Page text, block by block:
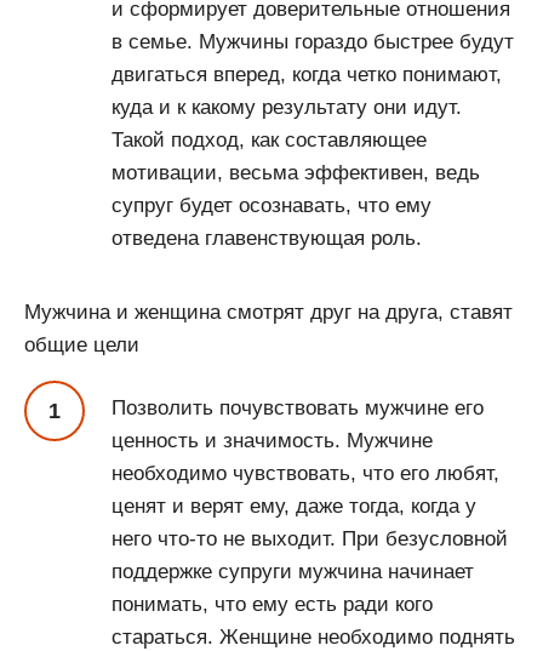
и сформирует доверительные отношения
в семье. Мужчины гораздо быстрее будут
двигаться вперед, когда четко понимают,
куда и к какому результату они идут.
Такой подход, как составляющее
мотивации, весьма эффективен, ведь
супруг будет осознавать, что ему
отведена главенствующая роль.
Мужчина и женщина смотрят друг на друга, ставят
общие цели
Позволить почувствовать мужчине его
ценность и значимость. Мужчине
необходимо чувствовать, что его любят,
ценят и верят ему, даже тогда, когда у
него что-то не выходит. При безусловной
поддержке супруги мужчина начинает
понимать, что ему есть ради кого
стараться. Женщине необходимо поднять